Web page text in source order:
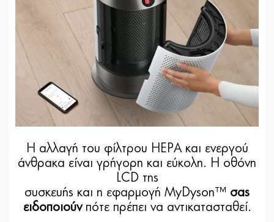
Η αλλαγή του φίλτρου HEPA και ενεργού
άνθρακα είναι γρήγορη και εύκολη. Η οθόνη
LCD της
συσκευής και η εφαρμογή MyDyson™ σας
ειδοποιούνπότε πρέπει να αντικατασταθεί.